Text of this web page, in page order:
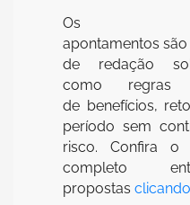
Os
apontamentos
de redação
como regras
de benefícios,
período sem
risco. Confira o
completo
propostas